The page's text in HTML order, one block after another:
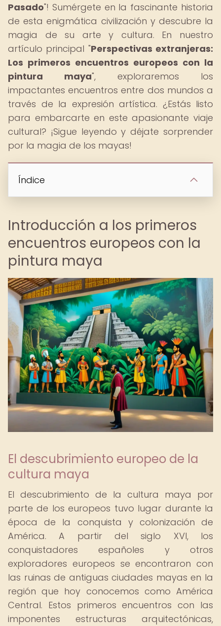
Pasado"! Sumérgete en la fascinante historia
de esta enigmática civilización y descubre la
magia de su arte y cultura. En nuestro
artículo principal "Perspectivas extranjeras:
Los primeros encuentros europeos con la
pintura maya", exploraremos los
impactantes encuentros entre dos mundos a
través de la expresión artística. ¿Estás listo
para embarcarte en este apasionante viaje
cultural? ¡Sigue leyendo y déjate sorprender
por la magia de los mayas!
Índice
Introducción a los primeros
encuentros europeos con la
pintura maya
El descubrimiento europeo de la
cultura maya
El descubrimiento de la cultura maya por
parte de los europeos tuvo lugar durante la
época de la conquista y colonización de
América. A partir del siglo XVI, los
conquistadores españoles y otros
exploradores europeos se encontraron con
las ruinas de antiguas ciudades mayas en la
región que hoy conocemos como América
Central. Estos primeros encuentros con las
imponentes estructuras arquitectónicas,